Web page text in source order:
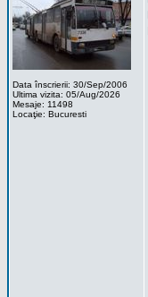
Data înscrierii: 30/Sep/2006
Ultima vizita: 05/Aug/2026
Mesaje: 11498
Locaţie: Bucuresti